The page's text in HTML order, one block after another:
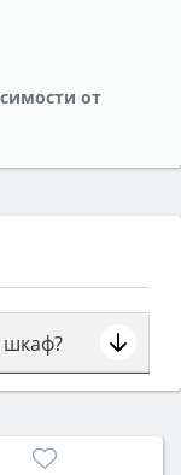
от
шкаф?
или
семьи,